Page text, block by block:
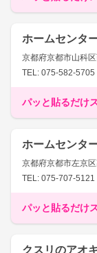
ホームセンタ
京都府京都市山科
TEL: 075-582-5705
パッと貼るだけ
ホームセンタ
京都府京都市左京
TEL: 075-707-5121
パッと貼るだけ
クスリのアオ